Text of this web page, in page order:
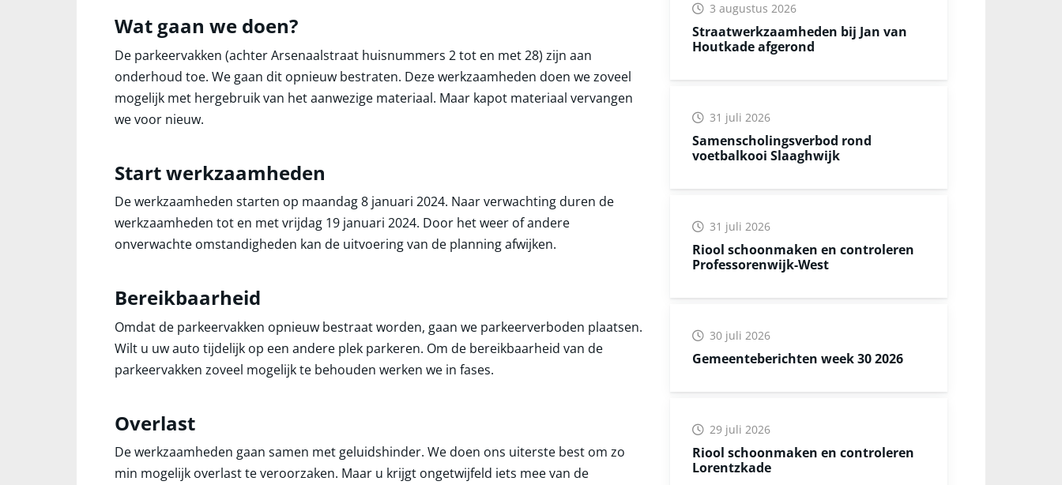
Wat gaan we doen?
De parkeervakken (achter Arsenaalstraat huisnummers 2 tot en met 28) zijn aan
onderhoud toe. We gaan dit opnieuw bestraten. Deze werkzaamheden doen we zoveel
mogelijk met hergebruik van het aanwezige materiaal. Maar kapot materiaal vervangen
we voor nieuw.
Start werkzaamheden
De werkzaamheden starten op maandag 8 januari 2024. Naar verwachting duren de
werkzaamheden tot en met vrijdag 19 januari 2024. Door het weer of andere
onverwachte omstandigheden kan de uitvoering van de planning afwijken.
Bereikbaarheid
Omdat de parkeervakken opnieuw bestraat worden, gaan we parkeerverboden plaatsen.
Wilt u uw auto tijdelijk op een andere plek parkeren. Om de bereikbaarheid van de
parkeervakken zoveel mogelijk te behouden werken we in fases.
Overlast
De werkzaamheden gaan samen met geluidshinder. We doen ons uiterste best om zo
min mogelijk overlast te veroorzaken. Maar u krijgt ongetwijfeld iets mee van de
Straatwerkzaamheden bij Jan van
Houtkade afgerond
3 augustus 2026
Samenscholingsverbod rond
voetbalkooi Slaaghwijk
31 juli 2026
Riool schoonmaken en controleren
Professorenwijk-West
31 juli 2026
Gemeenteberichten week 30 2026
30 juli 2026
Riool schoonmaken en controleren
Lorentzkade
29 juli 2026